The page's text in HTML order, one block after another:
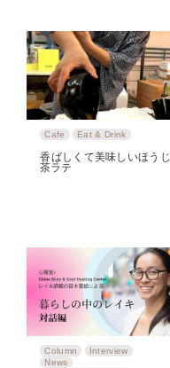
Cafe Eat & Drink
香ばしくて美味しいほうじ
茶ラテ
Column
Interview
News